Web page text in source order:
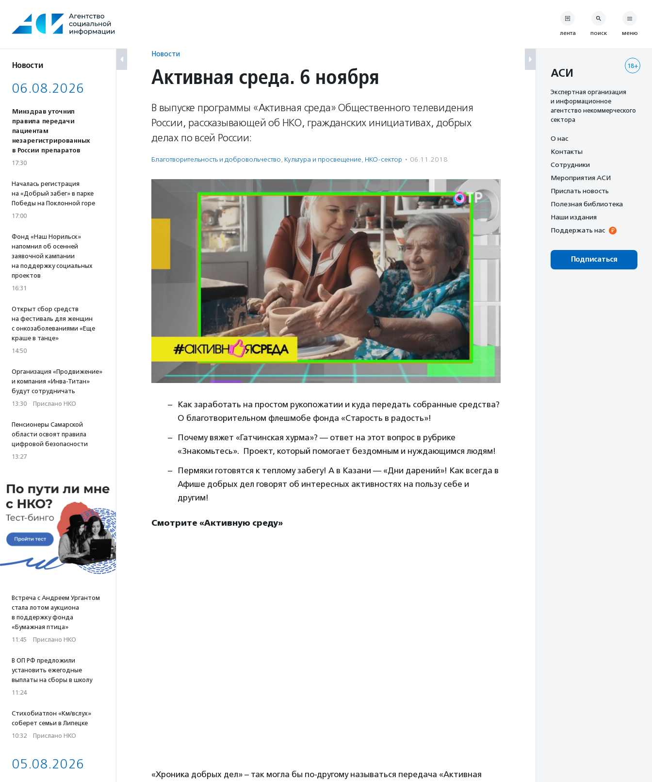
содержанию
Новости
06.08.2026
Минздрав уточнил
правила передачи
пациентам
незарегистрированных
в России препаратов
17:30
Началась регистрация
на «Добрый забег» в парке
Победы на Поклонной горе
17:00
Фонд «Наш Норильск»
напомнил об осенней
заявочной кампании
на поддержку социальных
проектов
16:31
Открыт сбор средств
на фестиваль для женщин
с онкозаболеваниями «Еще
краше в танце»
14:50
Организация «Продвижение»
и компания «Инва-Титан»
будут сотрудничать
13:30 · Прислано НКО
Пенсионеры Самарской
области освоят правила
цифровой безопасности
13:27
Встреча с Андреем Ургантом
стала лотом аукциона
в поддержку фонда
«Бумажная птица»
11:45 · Прислано НКО
В ОП РФ предложили
установить ежегодные
выплаты на сборы в школу
11:24
Стихобиатлон «Км/вслух»
соберет семьи в Липецке
10:32 · Прислано НКО
05.08.2026
Новости
Активная среда. 6 ноября
В выпуске программы «Активная среда» Общественного телевидения
России, рассказывающей об НКО, гражданских инициативах, добрых
делах по всей России:
Благотвори­тель­ность и доброволь­чест­во, Культура и просвещение, НКО-сектор · 06.11.2018
Как заработать на простом рукопожатии и куда передать собранные средства?
О благотворительном флешмобе фонда «Старость в радость»!
Почему вяжет «Гатчинская хурма»? — ответ на этот вопрос в рубрике
«Знакомьтесь». Проект, который помогает бездомным и нуждающимся людям!
Пермяки готовятся к теплому забегу! А в Казани — «Дни дарений»! Как всегда в
Афише добрых дел говорят об интересных активностях на пользу себе и
другим!
Смотрите «Активную среду»
«Хроника добрых дел» – так могла бы по-другому называться передача «Активная
лента поиск меню
18+
АСИ
Экспертная организация
и информационное
агентство некоммерческого
сектора
О нас
Контакты
Сотрудники
Мероприятия АСИ
Прислать новость
Полезная библиотека
Наши издания
Поддержать нас
Подписаться